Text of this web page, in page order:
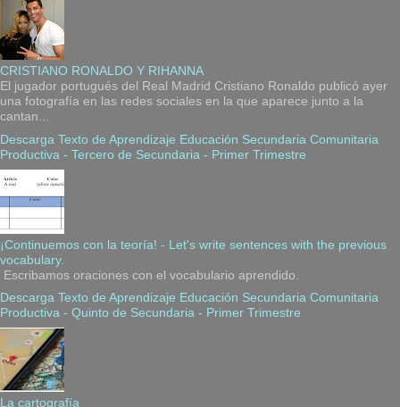
CRISTIANO RONALDO Y RIHANNA
El jugador portugués del Real Madrid Cristiano Ronaldo publicó ayer
una fotografía en las redes sociales en la que aparece junto a la
cantan...
Descarga Texto de Aprendizaje Educación Secundaria Comunitaria
Productiva - Tercero de Secundaria - Primer Trimestre
¡Continuemos con la teoría! - Let's write sentences with the previous
vocabulary.
Escribamos oraciones con el vocabulario aprendido.
Descarga Texto de Aprendizaje Educación Secundaria Comunitaria
Productiva - Quinto de Secundaria - Primer Trimestre
La cartografía